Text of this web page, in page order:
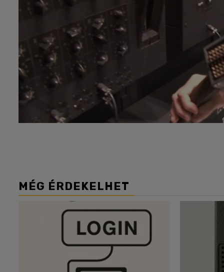
MÉG ÉRDEKELHET